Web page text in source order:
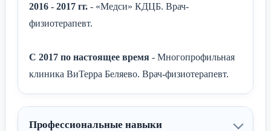
2016 - 2017 гг. - «Медси» КДЦБ. Врач-
физиотерапевт.
С 2017 по настоящее время - Многопрофильная
клиника ВиТерра Беляево. Врач-физиотерапевт.
Профессиональные навыки